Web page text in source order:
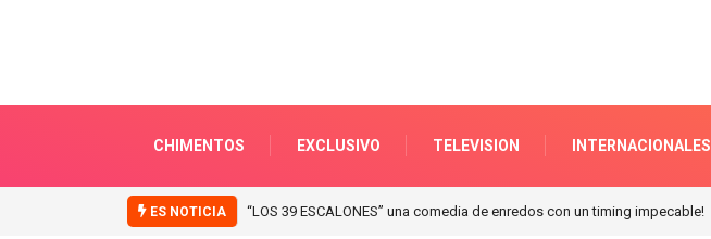
CHIMENTOS EXCLUSIVO TELEVISION INTERNACIONALES
ES NOTICIA “ICONIC WINTER” nuevas colecciones en Galerias pacifico!